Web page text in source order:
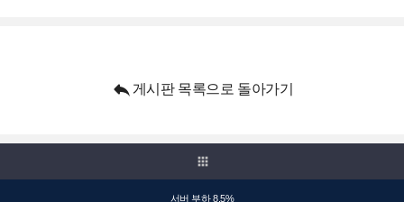
 게시판 목록으로 돌아가기
apps
서버 부하 8.5%